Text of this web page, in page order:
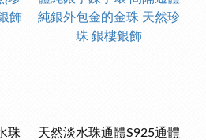
珠
天然淡水珠通體S925通體